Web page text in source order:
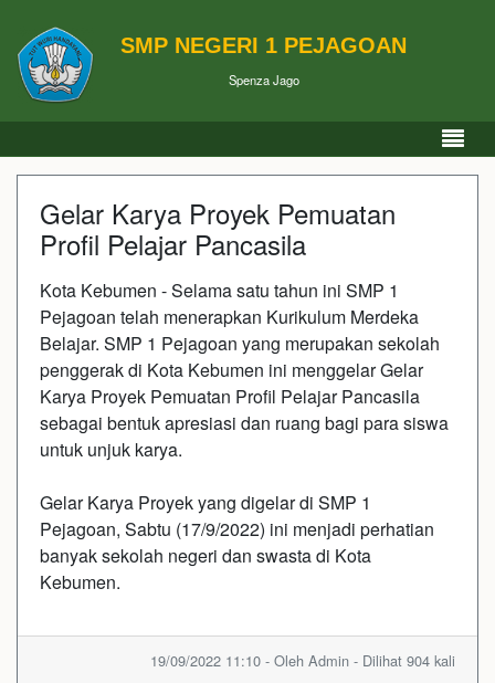
SMP NEGERI 1 PEJAGOAN
Spenza Jago
Gelar Karya Proyek Pemuatan
Profil Pelajar Pancasila
Kota Kebumen - Selama satu tahun ini SMP 1
Pejagoan telah menerapkan Kurikulum Merdeka
Belajar. SMP 1 Pejagoan yang merupakan sekolah
penggerak di Kota Kebumen ini menggelar Gelar
Karya Proyek Pemuatan Profil Pelajar Pancasila
sebagai bentuk apresiasi dan ruang bagi para siswa
untuk unjuk karya.
Gelar Karya Proyek yang digelar di SMP 1
Pejagoan, Sabtu (17/9/2022) ini menjadi perhatian
banyak sekolah negeri dan swasta di Kota
Kebumen.
19/09/2022 11:10 - Oleh Admin - Dilihat 904 kali